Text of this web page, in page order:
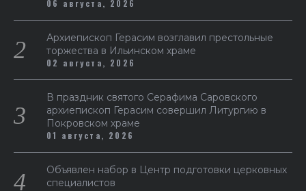
06 августа, 2026
Архиепископ Герасим возглавил престольные
торжества в Ильинском храме
02 августа, 2026
В праздник святого Серафима Саровского
архиепископ Герасим совершил Литургию в
Покровском храме
01 августа, 2026
Объявлен набор в Центр подготовки церковных
специалистов